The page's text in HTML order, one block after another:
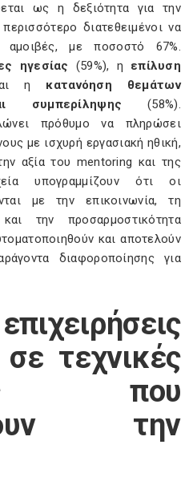
ως η δεξιότητα για την
διατεθειμένοι να
αμοιβές, με ποσοστό 67%.
ηγεσίας (59%), η επίλυση
η κατανόηση θεμάτων
συμπερίληψης (58%).
πρόθυμο να πληρώσει
με ισχυρή εργασιακή ηθική,
αξία του mentoring και της
υπογραμμίζουν ότι οι
με την επικοινωνία, τη
την προσαρμοστικότητα
και αποτελούν
διαφοροποίησης για
τεχνικές
που
την